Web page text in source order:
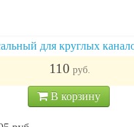
для круглых
110 руб.
В корзину